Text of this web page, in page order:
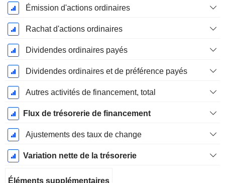
Émission d'actions ordinaires
Rachat d'actions ordinaires
Dividendes ordinaires payés
Dividendes ordinaires et de préférence payés
Autres activités de financement, total
Flux de trésorerie de financement
Ajustements des taux de change
Variation nette de la trésorerie
Éléments supplémentaires